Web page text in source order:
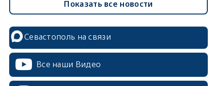
Показать все новости
Севастополь на связи
Все наши Видео